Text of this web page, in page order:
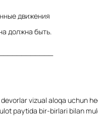
движения
должна быть.
vizual aloqa uchun
paytida bir-birlari bilan